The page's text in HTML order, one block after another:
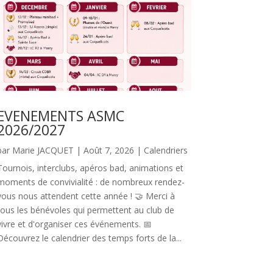
ASMC
2027
Marie JACQUET | Août 7, 2026 | Calendriers
interclubs, apéros bad, animations et
de convivialité : de nombreux rendez-
nous attendent cette année ! 🤝 Merci à
les bénévoles qui permettent au club de
et d'organiser ces événements. 📅
le calendrier des temps forts de la...